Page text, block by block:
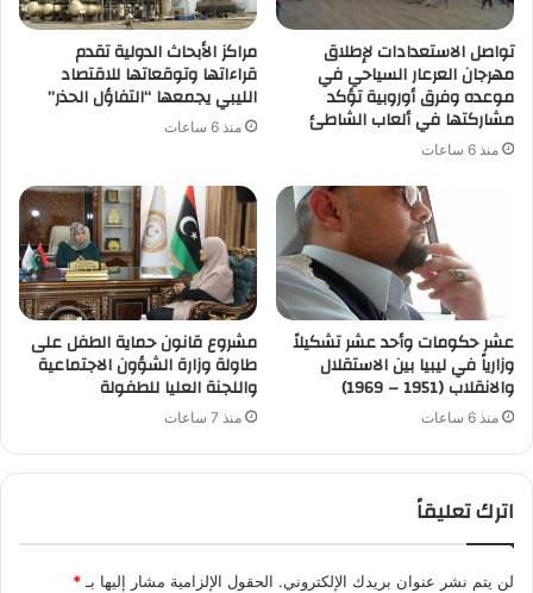
تواصل الاستعدادات لإطلاق
مهرجان العرعار السياحي في
موعده وفرق أوروبية تؤكد
مشاركتها في ألعاب الشاطئ
منذ 6 ساعات
مراكز الأبحاث الدولية تقدم
قراءاتها وتوقعاتها للاقتصاد
الليبي يجمعها “التفاؤل الحذر”
منذ 6 ساعات
عشر حكومات وأحد عشر تشكيلاً
وزارياً في ليبيا بين الاستقلال
والانقلاب (1951 – 1969)
منذ 6 ساعات
مشروع قانون حماية الطفل على
طاولة وزارة الشؤون الاجتماعية
واللجنة العليا للطفولة
منذ 7 ساعات
اترك تعليقاً
لن يتم نشر عنوان بريدك الإلكتروني. الحقول الإلزامية مشار إليها بـ *